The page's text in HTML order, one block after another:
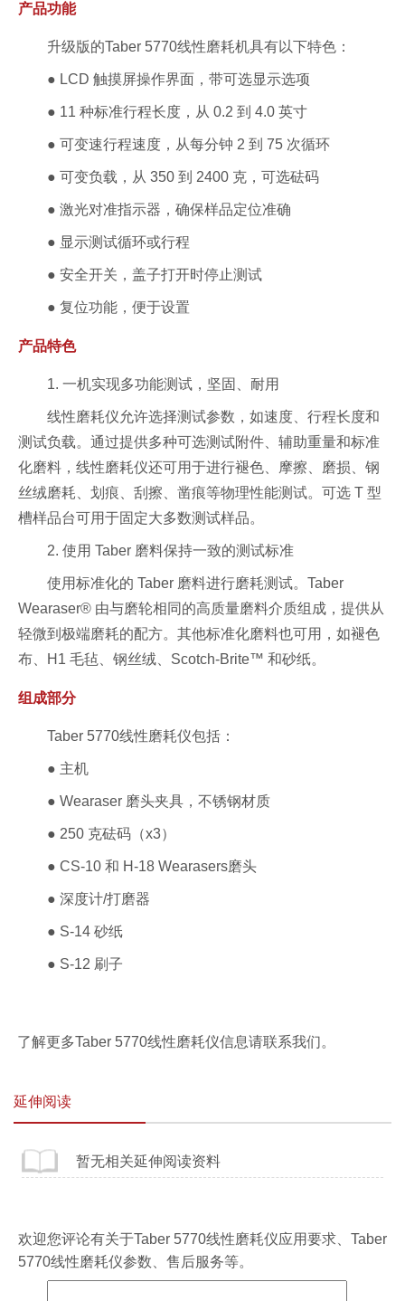
产品功能
升级版的Taber 5770线性磨耗机具有以下特色：
● LCD 触摸屏操作界面，带可选显示选项
● 11 种标准行程长度，从 0.2 到 4.0 英寸
● 可变速行程速度，从每分钟 2 到 75 次循环
● 可变负载，从 350 到 2400 克，可选砝码
● 激光对准指示器，确保样品定位准确
● 显示测试循环或行程
● 安全开关，盖子打开时停止测试
● 复位功能，便于设置
产品特色
1. 一机实现多功能测试，坚固、耐用
线性磨耗仪允许选择测试参数，如速度、行程长度和
测试负载。通过提供多种可选测试附件、辅助重量和标准
化磨料，线性磨耗仪还可用于进行褪色、摩擦、磨损、钢
丝绒磨耗、划痕、刮擦、凿痕等物理性能测试。可选 T 型
槽样品台可用于固定大多数测试样品。
2. 使用 Taber 磨料保持一致的测试标准
使用标准化的 Taber 磨料进行磨耗测试。Taber
Wearaser® 由与磨轮相同的高质量磨料介质组成，提供从
轻微到极端磨耗的配方。其他标准化磨料也可用，如褪色
布、H1 毛毡、钢丝绒、Scotch-Brite™ 和砂纸。
组成部分
Taber 5770线性磨耗仪包括：
● 主机
● Wearaser 磨头夹具，不锈钢材质
● 250 克砝码（x3）
● CS-10 和 H-18 Wearasers磨头
● 深度计/打磨器
● S-14 砂纸
● S-12 刷子
了解更多Taber 5770线性磨耗仪信息请联系我们。
延伸阅读
暂无相关延伸阅读资料
欢迎您评论有关于Taber 5770线性磨耗仪应用要求、 Taber
5770线性磨耗仪参数、售后服务等。